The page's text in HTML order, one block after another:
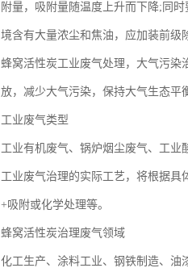
附量，吸附量随温度上升而下降;同
境含有大量浓尘和焦油，应加装前级
蜂窝活性炭工业废气处理，大气污
放，减少大气污染，保持大气生态平
工业废气类型
工业有机废气、锅炉烟尘废气、工业
工业废气治理的实际工艺，将根据
+吸附或化学处理等。
蜂窝活性炭治理废气领域
化工生产、涂料工业、钢铁制造、油